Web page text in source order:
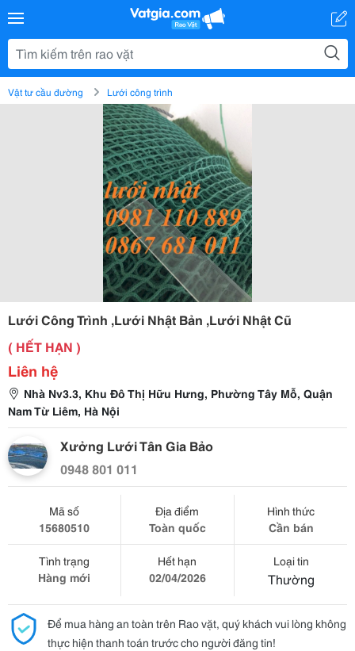
Vật tư cầu đường Lưới công trình
Lưới Công Trình ,Lưới Nhật Bản ,Lưới Nhật Cũ
( HẾT HẠN )
Liên hệ
Nhà Nv3.3, Khu Đô Thị Hữu Hưng, Phường Tây Mỗ, Quận
Nam Từ Liêm, Hà Nội
Xưởng Lưới Tân Gia Bảo
0948 801 011
Mã số
15680510
Địa điểm
Toàn quốc
Hình thức
Cần bán
Tình trạng
Hàng mới
Hết hạn
02/04/2026
Loại tin
Thường
Để mua hàng an toàn trên Rao vặt, quý khách vui lòng không
thực hiện thanh toán trước cho người đăng tin!